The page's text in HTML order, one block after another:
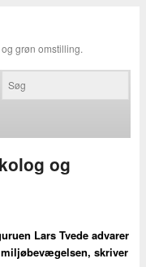
grøn omstilling.
og
Lars Tvede advarer
skriver